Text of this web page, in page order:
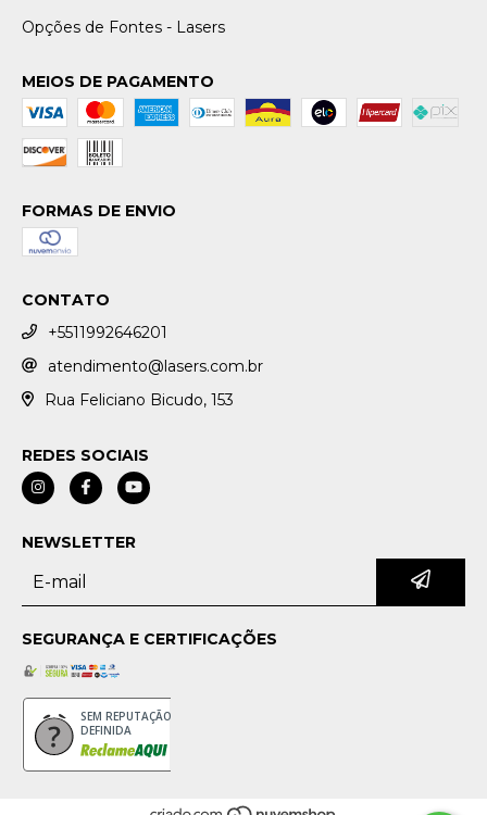
Opções de Fontes - Lasers
MEIOS DE PAGAMENTO
FORMAS DE ENVIO
CONTATO
+5511992646201
atendimento@lasers.com.br
Rua Feliciano Bicudo, 153
REDES SOCIAIS
NEWSLETTER
SEGURANÇA E CERTIFICAÇÕES
SEM REPUTAÇÃO
DEFINIDA